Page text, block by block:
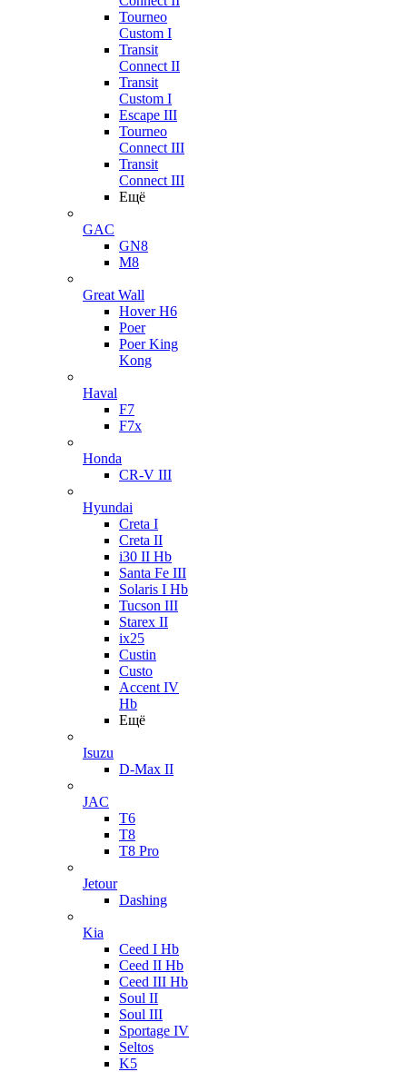
Tourneo
Custom I
Transit
Connect II
Transit
Custom I
Escape III
Tourneo
Connect III
Transit
Connect III
Ещё
GAC
GN8
M8
Great Wall
Hover H6
Poer
Poer King
Kong
Haval
F7
F7x
Honda
CR-V III
Hyundai
Creta I
Creta II
i30 II Hb
Santa Fe III
Solaris I Hb
Tucson III
Starex II
ix25
Custin
Custo
Accent IV
Hb
Ещё
Isuzu
D-Max II
JAC
T6
T8
T8 Pro
Jetour
Dashing
Kia
Ceed I Hb
Ceed II Hb
Ceed III Hb
Soul II
Soul III
Sportage IV
Seltos
K5